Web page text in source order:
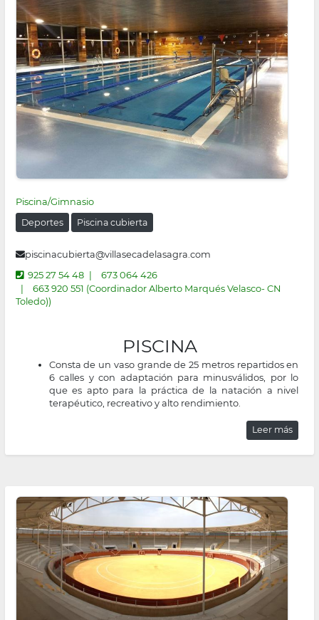
Piscina/Gimnasio
Deportes Piscina cubierta
piscinacubierta@villasecadelasagra.com
925 27 54 48
673 064 426
663 920 551 (Coordinador Alberto Marqués Velasco- CN
Toledo))
PISCINA
Consta de un vaso grande de 25 metros repartidos en
6 calles y con adaptación para minusválidos, por lo
que es apto para la práctica de la natación a nivel
terapéutico, recreativo y alto rendimiento.
Leer más